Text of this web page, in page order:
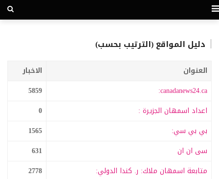
دليل المواقع (الترتيب بحسب)
العنوان
الاخبار
canadanews24.ca:
5859
اعداد اسمهان الجزيرة :
0
بي بي سي:
1565
سى ان ان
631
متابعة اسمهان ملاك: ر. كندا الدولي:
2778